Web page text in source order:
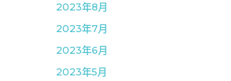
2023年8月
2023年7月
2023年6月
2023年5月